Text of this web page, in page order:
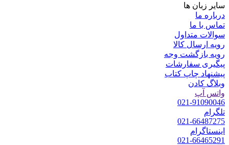
سایر زبان ها
درباره ما
تماس با ما
سوالات متداول
رویه ارسال کالا
رویه بازگشت وجه
پیگیری سفارشات
پیشنهاد چاپ کتاب
وبلاگ کادن
واتس آپ
021-91090046
تلگرام
021-66487275
اینستاگرام
021-66465291